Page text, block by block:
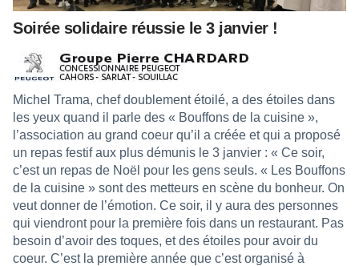
Soirée solidaire réussie le 3 janvier !
Michel Trama, chef doublement étoilé, a des étoiles dans
les yeux quand il parle des « Bouffons de la cuisine »,
l’association au grand coeur qu’il a créée et qui a proposé
un repas festif aux plus démunis le 3 janvier : « Ce soir,
c’est un repas de Noël pour les gens seuls. « Les Bouffons
de la cuisine » sont des metteurs en scène du bonheur. On
veut donner de l’émotion. Ce soir, il y aura des personnes
qui viendront pour la première fois dans un restaurant. Pas
besoin d’avoir des toques, et des étoiles pour avoir du
coeur. C’est la première année que c’est organisé à